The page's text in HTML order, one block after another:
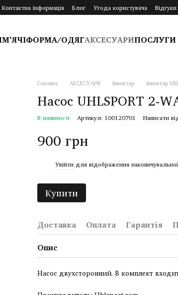
Контактна інформація Блог Угода користувача
М'ЯЧІФОРМА/ОДЯГАКСЕСУАРИПОСЛУГИ
Головна АКСЕСУАРИ Інвентар Інвентар
Насос UHLSPORT 2-
В наявності Артикул: 100120701 Написати
900 грн
Увійти для відображення
Купити
Доставка Оплата Гарантія
Опис
Насос двухсторонний. В комплект